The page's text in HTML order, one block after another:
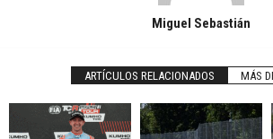
Miguel Sebastián
ARTÍCULOS RELACIONADOS MÁS